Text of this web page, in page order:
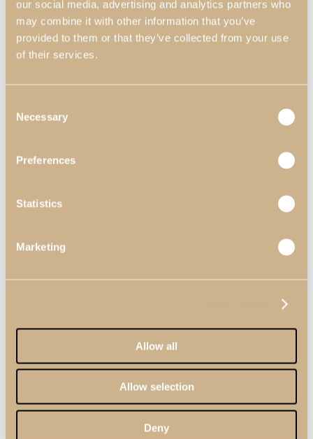
our social media, advertising and analytics partners who
may combine it with other information that you’ve
provided to them or that they’ve collected from your use
of their services.
Selection
Necessary
Preferences
Statistics
Marketing
Allow all
Allow selection
Deny
Conheça a nossa seleção de Puffs estofados que vão modernizar a sua casa. Devido à sua
hall de entrada, quarto, sala de estar, entre outros. Na Pacheco’s todo o mobiliário pode ser
personalizado por isso, pode personalizar as cores dos nossos puffs para uma que combine
com a decoração da sua casa.